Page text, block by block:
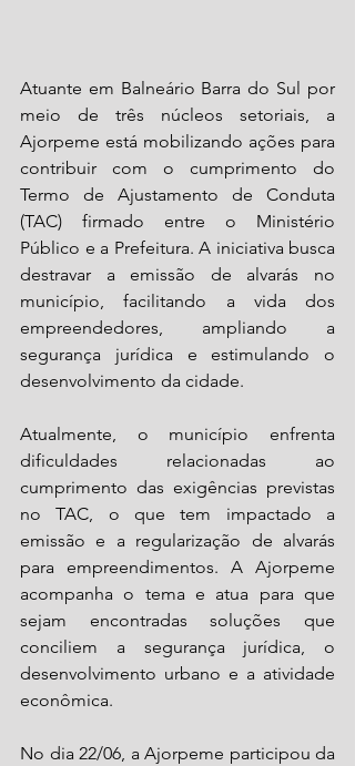
Atuante em Balneário Barra do Sul por
meio de três núcleos setoriais, a
Ajorpeme está mobilizando ações para
contribuir com o cumprimento do
Termo de Ajustamento de Conduta
(TAC) firmado entre o Ministério
Público e a Prefeitura. A iniciativa busca
destravar a emissão de alvarás no
município, facilitando a vida dos
empreendedores, ampliando a
segurança jurídica e estimulando o
desenvolvimento da cidade.
Atualmente, o município enfrenta
dificuldades relacionadas ao
cumprimento das exigências previstas
no TAC, o que tem impactado a
emissão e a regularização de alvarás
para empreendimentos. A Ajorpeme
acompanha o tema e atua para que
sejam encontradas soluções que
conciliem a segurança jurídica, o
desenvolvimento urbano e a atividade
econômica.
No dia 22/06, a Ajorpeme participou da